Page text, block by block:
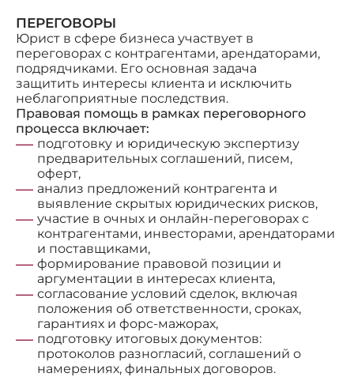
ПЕРЕГОВОРЫ
Юрист в сфере бизнеса участвует в
переговорах с контрагентами, арендаторами,
подрядчиками. Его основная задача
защитить интересы клиента и исключить
неблагоприятные последствия.
Правовая помощь в рамках переговорного
процесса включает:
подготовку и юридическую экспертизу
предварительных соглашений, писем,
оферт,
анализ предложений контрагента и
выявление скрытых юридических рисков,
участие в очных и онлайн-переговорах с
контрагентами, инвесторами, арендаторами
и поставщиками,
формирование правовой позиции и
аргументации в интересах клиента,
согласование условий сделок, включая
положения об ответственности, сроках,
гарантиях и форс-мажорах,
подготовку итоговых документов:
протоколов разногласий, соглашений о
намерениях, финальных договоров.